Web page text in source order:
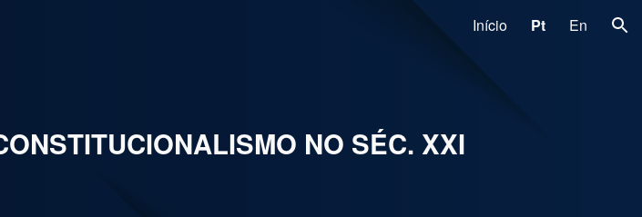
Início Pt En
NO SÉC. XXI